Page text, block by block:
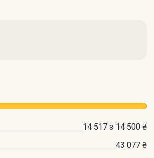
14 517 з 14 500 ₴
43 077 ₴